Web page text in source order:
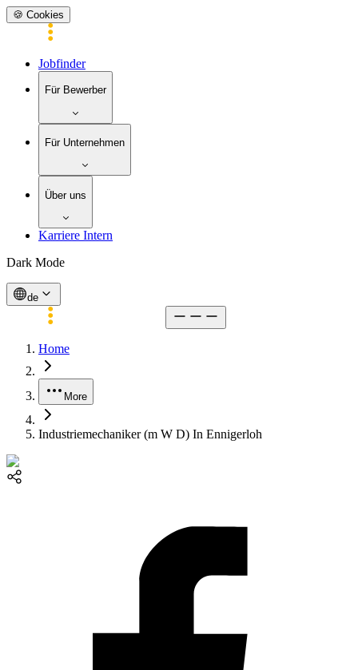
🍪 Cookies
Jobfinder
Für Bewerber
Für Unternehmen
Über uns
Karriere Intern
Dark Mode
de
Home
More
Industriemechaniker (m W D) In Ennigerloh